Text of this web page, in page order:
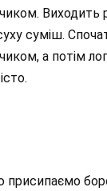
Виходить
суміш.
а потім
присипаємо